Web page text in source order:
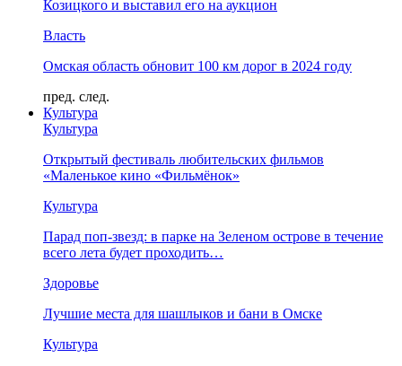
Козицкого и выставил его на аукцион
Власть
Омская область обновит 100 км дорог в 2024 году
пред. след.
Культура
Культура
Открытый фестиваль любительских фильмов
«Маленькое кино «Фильмёнок»
Культура
Парад поп-звезд: в парке на Зеленом острове в течение
всего лета будет проходить…
Здоровье
Лучшие места для шашлыков и бани в Омске
Культура